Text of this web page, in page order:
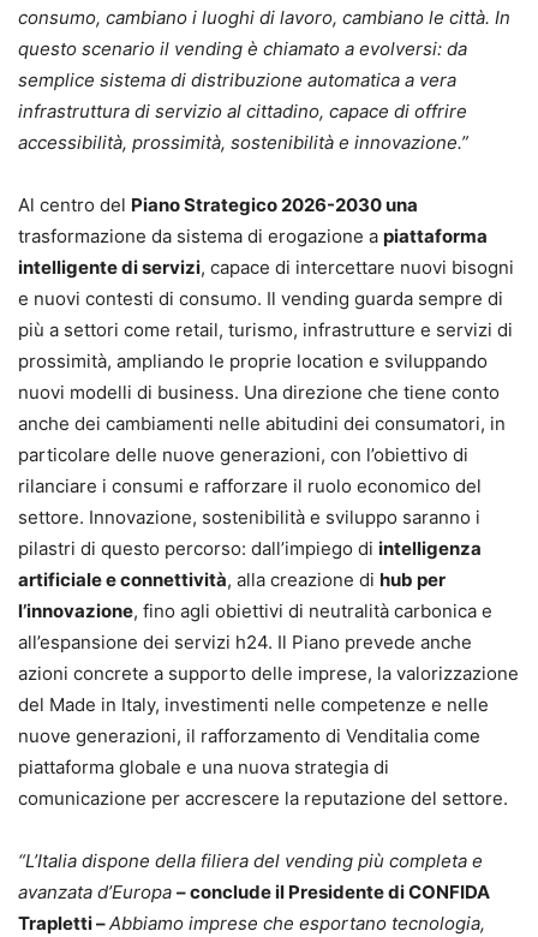
consumo, cambiano i luoghi di lavoro, cambiano le città. In
questo scenario il vending è chiamato a evolversi: da
semplice sistema di distribuzione automatica a vera
infrastruttura di servizio al cittadino, capace di offrire
accessibilità, prossimità, sostenibilità e innovazione.”
Al centro del Piano Strategico 2026-2030una
trasformazione da sistema di erogazione a piattaforma
intelligente di servizi, capace di intercettare nuovi bisogni
e nuovi contesti di consumo. Il vending guarda sempre di
più a settori come retail, turismo, infrastrutture e servizi di
prossimità, ampliando le proprie location e sviluppando
nuovi modelli di business. Una direzione che tiene conto
anche dei cambiamenti nelle abitudini dei consumatori, in
particolare delle nuove generazioni, con l’obiettivo di
rilanciare i consumi e rafforzare il ruolo economico del
settore. Innovazione, sostenibilità e sviluppo saranno i
pilastri di questo percorso: dall’impiego di intelligenza
artificiale e connettività, alla creazione di hub per
l’innovazione, fino agli obiettivi di neutralità carbonica e
all’espansione dei servizi h24. Il Piano prevede anche
azioni concrete a supporto delle imprese, la valorizzazione
del Made in Italy, investimenti nelle competenze e nelle
nuove generazioni, il rafforzamento di Venditalia come
piattaforma globale e una nuova strategia di
comunicazione per accrescere la reputazione del settore.
“L’Italia dispone della filiera del vending più completa e
avanzata d’Europa – conclude il Presidente di CONFIDA
Trapletti –Abbiamo imprese che esportano tecnologia,